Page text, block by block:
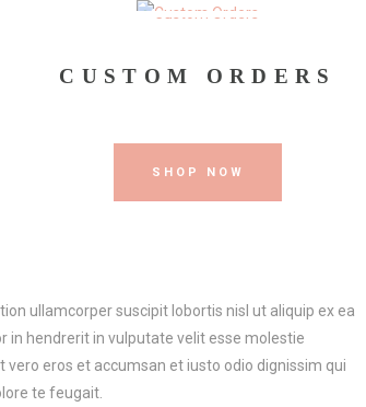
CUSTOM ORDERS
SHOP NOW
ullamcorper suscipit lobortis nisl ut aliquip ex ea
in hendrerit in vulputate velit esse molestie
eros et accumsan et iusto odio dignissim qui
te feugait.